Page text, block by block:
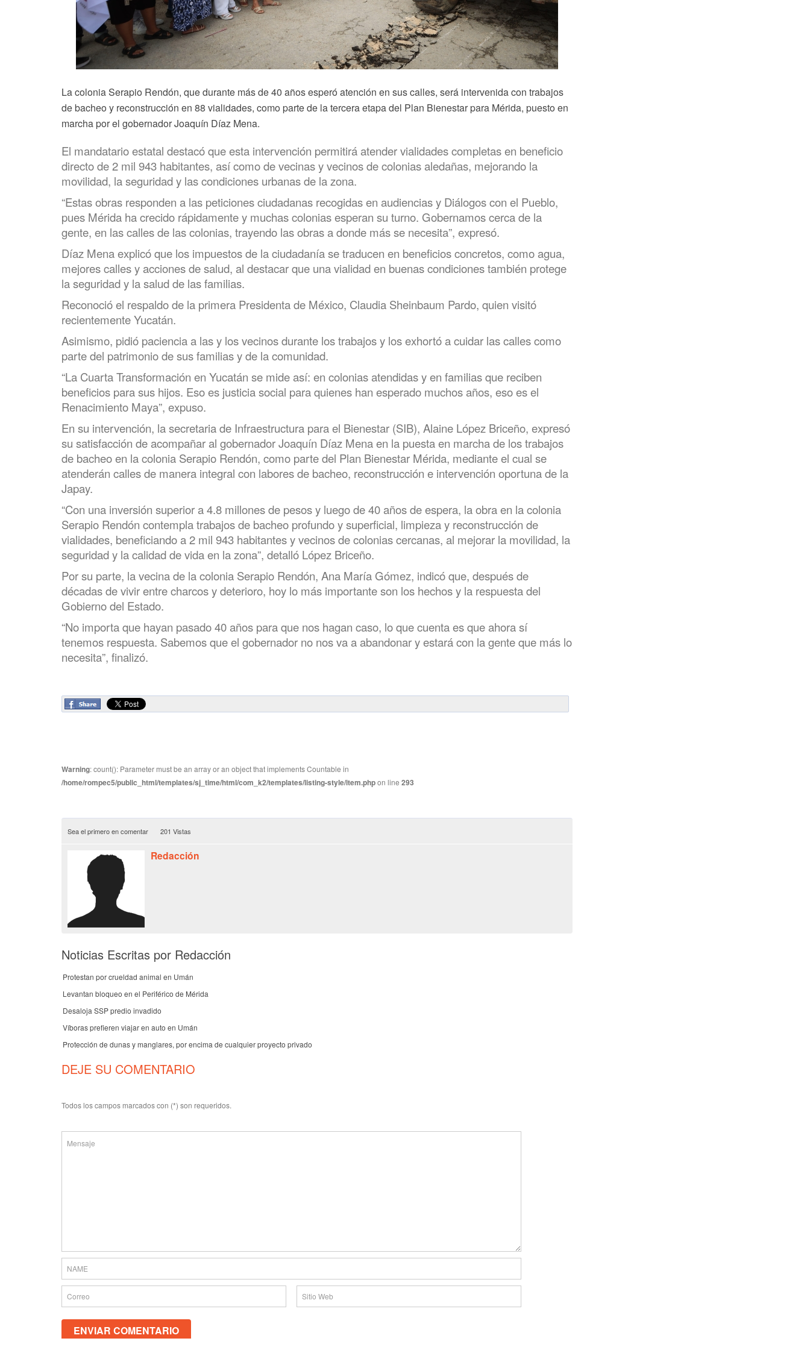
La colonia Serapio Rendón, que durante más de 40 años esperó atención en sus calles, será intervenida con trabajos
de bacheo y reconstrucción en 88 vialidades, como parte de la tercera etapa del Plan Bienestar para Mérida, puesto en
marcha por el gobernador Joaquín Díaz Mena.
El mandatario estatal destacó que esta intervención permitirá atender vialidades completas en beneficio
directo de 2 mil 943 habitantes, así como de vecinas y vecinos de colonias aledañas, mejorando la
movilidad, la seguridad y las condiciones urbanas de la zona.
“Estas obras responden a las peticiones ciudadanas recogidas en audiencias y Diálogos con el Pueblo,
pues Mérida ha crecido rápidamente y muchas colonias esperan su turno. Gobernamos cerca de la
gente, en las calles de las colonias, trayendo las obras a donde más se necesita”, expresó.
Díaz Mena explicó que los impuestos de la ciudadanía se traducen en beneficios concretos, como agua,
mejores calles y acciones de salud, al destacar que una vialidad en buenas condiciones también protege
la seguridad y la salud de las familias.
Reconoció el respaldo de la primera Presidenta de México, Claudia Sheinbaum Pardo, quien visitó
recientemente Yucatán.
Asimismo, pidió paciencia a las y los vecinos durante los trabajos y los exhortó a cuidar las calles como
parte del patrimonio de sus familias y de la comunidad.
“La Cuarta Transformación en Yucatán se mide así: en colonias atendidas y en familias que reciben
beneficios para sus hijos. Eso es justicia social para quienes han esperado muchos años, eso es el
Renacimiento Maya”, expuso.
En su intervención, la secretaria de Infraestructura para el Bienestar (SIB), Alaine López Briceño, expresó
su satisfacción de acompañar al gobernador Joaquín Díaz Mena en la puesta en marcha de los trabajos
de bacheo en la colonia Serapio Rendón, como parte del Plan Bienestar Mérida, mediante el cual se
atenderán calles de manera integral con labores de bacheo, reconstrucción e intervención oportuna de la
Japay.
“Con una inversión superior a 4.8 millones de pesos y luego de 40 años de espera, la obra en la colonia
Serapio Rendón contempla trabajos de bacheo profundo y superficial, limpieza y reconstrucción de
vialidades, beneficiando a 2 mil 943 habitantes y vecinos de colonias cercanas, al mejorar la movilidad, la
seguridad y la calidad de vida en la zona”, detalló López Briceño.
Por su parte, la vecina de la colonia Serapio Rendón, Ana María Gómez, indicó que, después de
décadas de vivir entre charcos y deterioro, hoy lo más importante son los hechos y la respuesta del
Gobierno del Estado.
“No importa que hayan pasado 40 años para que nos hagan caso, lo que cuenta es que ahora sí
tenemos respuesta. Sabemos que el gobernador no nos va a abandonar y estará con la gente que más lo
necesita”, finalizó.
Warning: count(): Parameter must be an array or an object that implements Countable in
/home/rompec5/public_html/templates/sj_time/html/com_k2/templates/listing-style/item.phpon line 293
Sea el primero en comentar 201 Vistas
Redacción
Noticias Escritas por Redacción
Protestan por crueldad animal en Umán
Levantan bloqueo en el Periférico de Mérida
Desaloja SSP predio invadido
Víboras prefieren viajar en auto en Umán
Protección de dunas y manglares, por encima de cualquier proyecto privado
DEJE SU COMENTARIO
Todos los campos marcados con (*) son requeridos.